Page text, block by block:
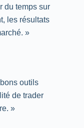
du temps sur
les résultats
»
outils
de trader
»